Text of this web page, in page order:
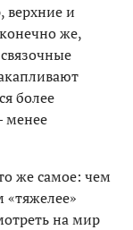
верхние и
же,
более
менее
же самое: чем
«тяжелее»
на мир